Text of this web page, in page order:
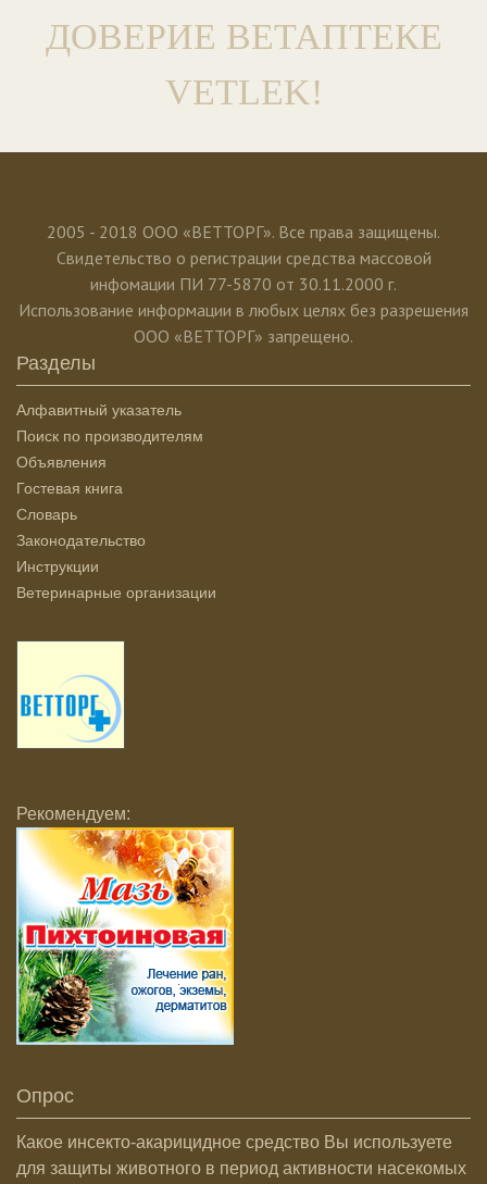
ДОВЕРИЕ ВЕТАПТЕКЕ
VETLEK!
2005 - 2018 ООО «ВЕТТОРГ». Все права защищены.
Свидетельство о регистрации средства массовой
инфомации ПИ 77-5870 от 30.11.2000 г.
Использование информации в любых целях без разрешения
ООО «ВЕТТОРГ» запрещено.
Разделы
Алфавитный указатель
Поиск по производителям
Объявления
Гостевая книга
Словарь
Законодательство
Инструкции
Ветеринарные организации
Рекомендуем:
Опрос
Какое инсекто-акарицидное средство Вы используете
для защиты животного в период активности насекомых